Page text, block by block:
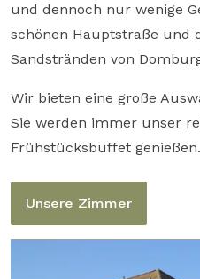
und dennoch nur wenige
schönen Hauptstraße und
Sandstränden von
Wir bieten eine große
Sie werden immer unser
Frühstücksbuffet genießen.
Unsere Zimmer